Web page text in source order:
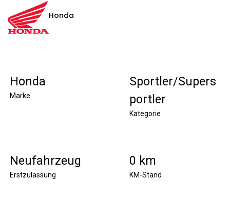
Honda
Honda
Marke
Sportler/Supers
portler
Kategorie
Neufahrzeug
Erstzulassung
0 km
KM-Stand